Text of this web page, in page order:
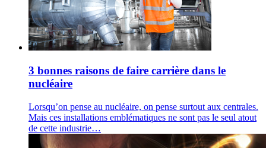
3 bonnes raisons de faire carrière dans le
nucléaire
Lorsqu’on pense au nucléaire, on pense surtout aux centrales.
Mais ces installations emblématiques ne sont pas le seul atout
de cette industrie…